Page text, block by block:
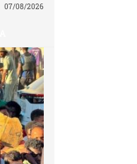
07/08/2026